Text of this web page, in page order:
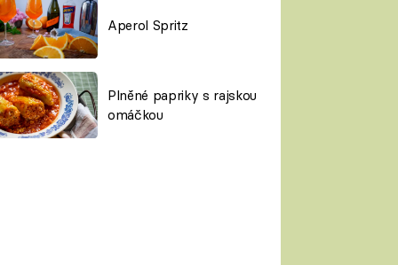
Aperol Spritz
Plněné papriky s rajskou
omáčkou